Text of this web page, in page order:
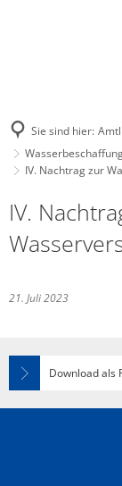
Sie sind hier:
IV. Nachtrag zur
IV.
21. Juli 2023
Download als